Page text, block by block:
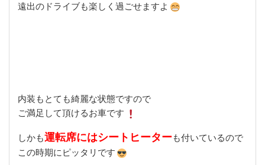
遠出のドライブも楽しく過ごせますよ
内装もとても綺麗な状態ですので
ご満足して頂けるお車です
しかも運転席にはシートヒーターも付いているので
この時期にピッタリです